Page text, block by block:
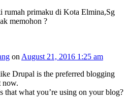
rumah primaku di Kota Elmina,Sg
memohon ?
on August 21, 2016 1:25 am
Drupal is the preferred blogging
now.
that what you’re using on your blog?